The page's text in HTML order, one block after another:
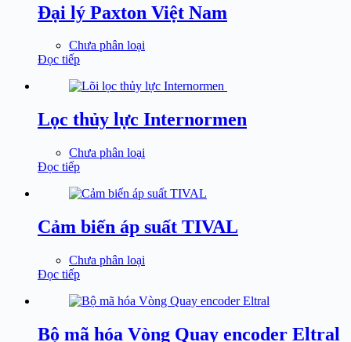
Đại lý Paxton Việt Nam
Chưa phân loại
Đọc tiếp
Lọc thủy lực Internormen
Chưa phân loại
Đọc tiếp
Cảm biến áp suất TIVAL
Chưa phân loại
Đọc tiếp
Bộ mã hóa Vòng Quay encoder Eltral